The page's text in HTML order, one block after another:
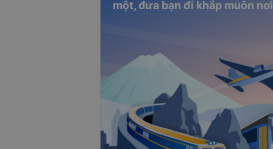
một, đưa bạn đi khắp muôn
về cơ sở vật chất, xe giường nằm đời mới cung cấp nội thất tiện nghi, sang trọng,